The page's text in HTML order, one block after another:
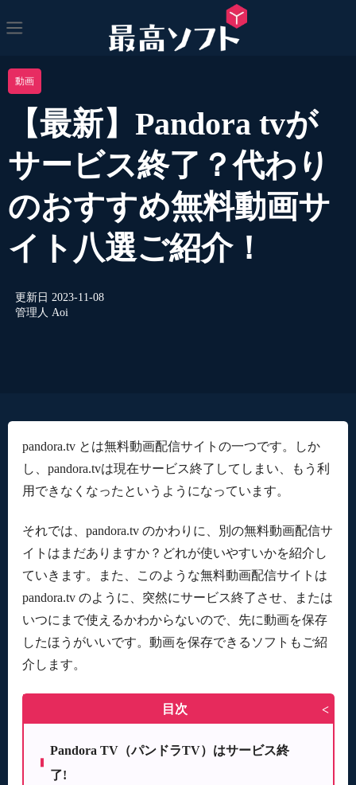
動画
【最新】Pandora tvが
サービス終了？代わり
のおすすめ無料動画サ
イト八選ご紹介！
更新日 2023-11-08
管理人 Aoi
pandora.tv とは無料動画配信サイトの一つです。しか
し、pandora.tvは現在サービス終了してしまい、もう利
用できなくなったというようになっています。
それでは、pandora.tv のかわりに、別の無料動画配信サ
イトはまだありますか？どれが使いやすいかを紹介し
ていきます。また、このような無料動画配信サイトは
pandora.tv のように、突然にサービス終了させ、または
いつにまで使えるかわからないので、先に動画を保存
したほうがいいです。動画を保存できるソフトもご紹
介します。
目次 >
Pandora TV（パンドラTV）はサービス終
了!